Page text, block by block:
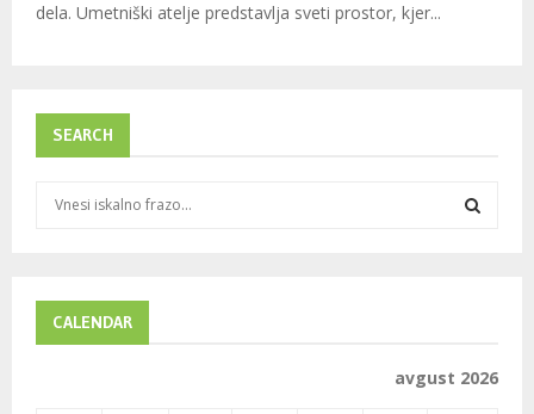
dela. Umetniški atelje predstavlja sveti prostor, kjer...
SEARCH
f
CALENDAR
avgust 2026